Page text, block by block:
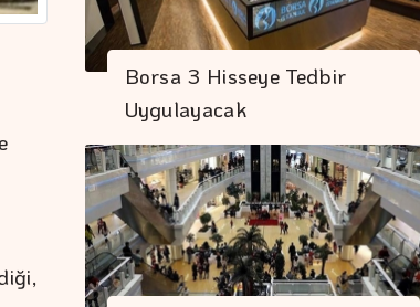
Borsa 3 Hisseye Tedbir
Uygulayacak
Bu Hafta Yatırım
Fonları Yüzde 1.59
Değer Kazandı
"Uzay"a Ayrılan AR-
GE Bütçesi 10 Yılda
107 Kat Arttı
S. Arabistan,
Pakistan Ve